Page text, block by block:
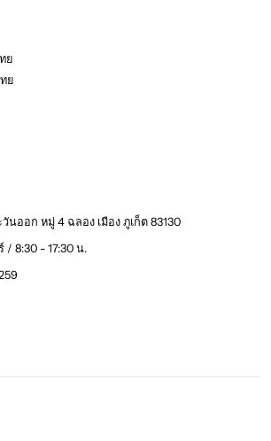
ย
ย
นออก หมู่ 4 ฉลอง เมือง ภูเก็ต 83130
/ 8:30 - 17:30 น.